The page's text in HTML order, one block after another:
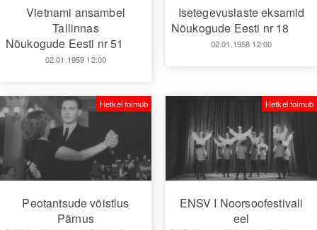
Vietnami ansambel
Tallinnas
Nõukogude Eesti nr 51
02.01.1959 12:00
Isetegevuslaste eksamid
Nõukogude Eesti nr 18
02.01.1958 12:00
Peotantsude võistlus
Pärnus
Hetkel toimub
ENSV I Noorsoofestivali
eel
Hetkel toimub